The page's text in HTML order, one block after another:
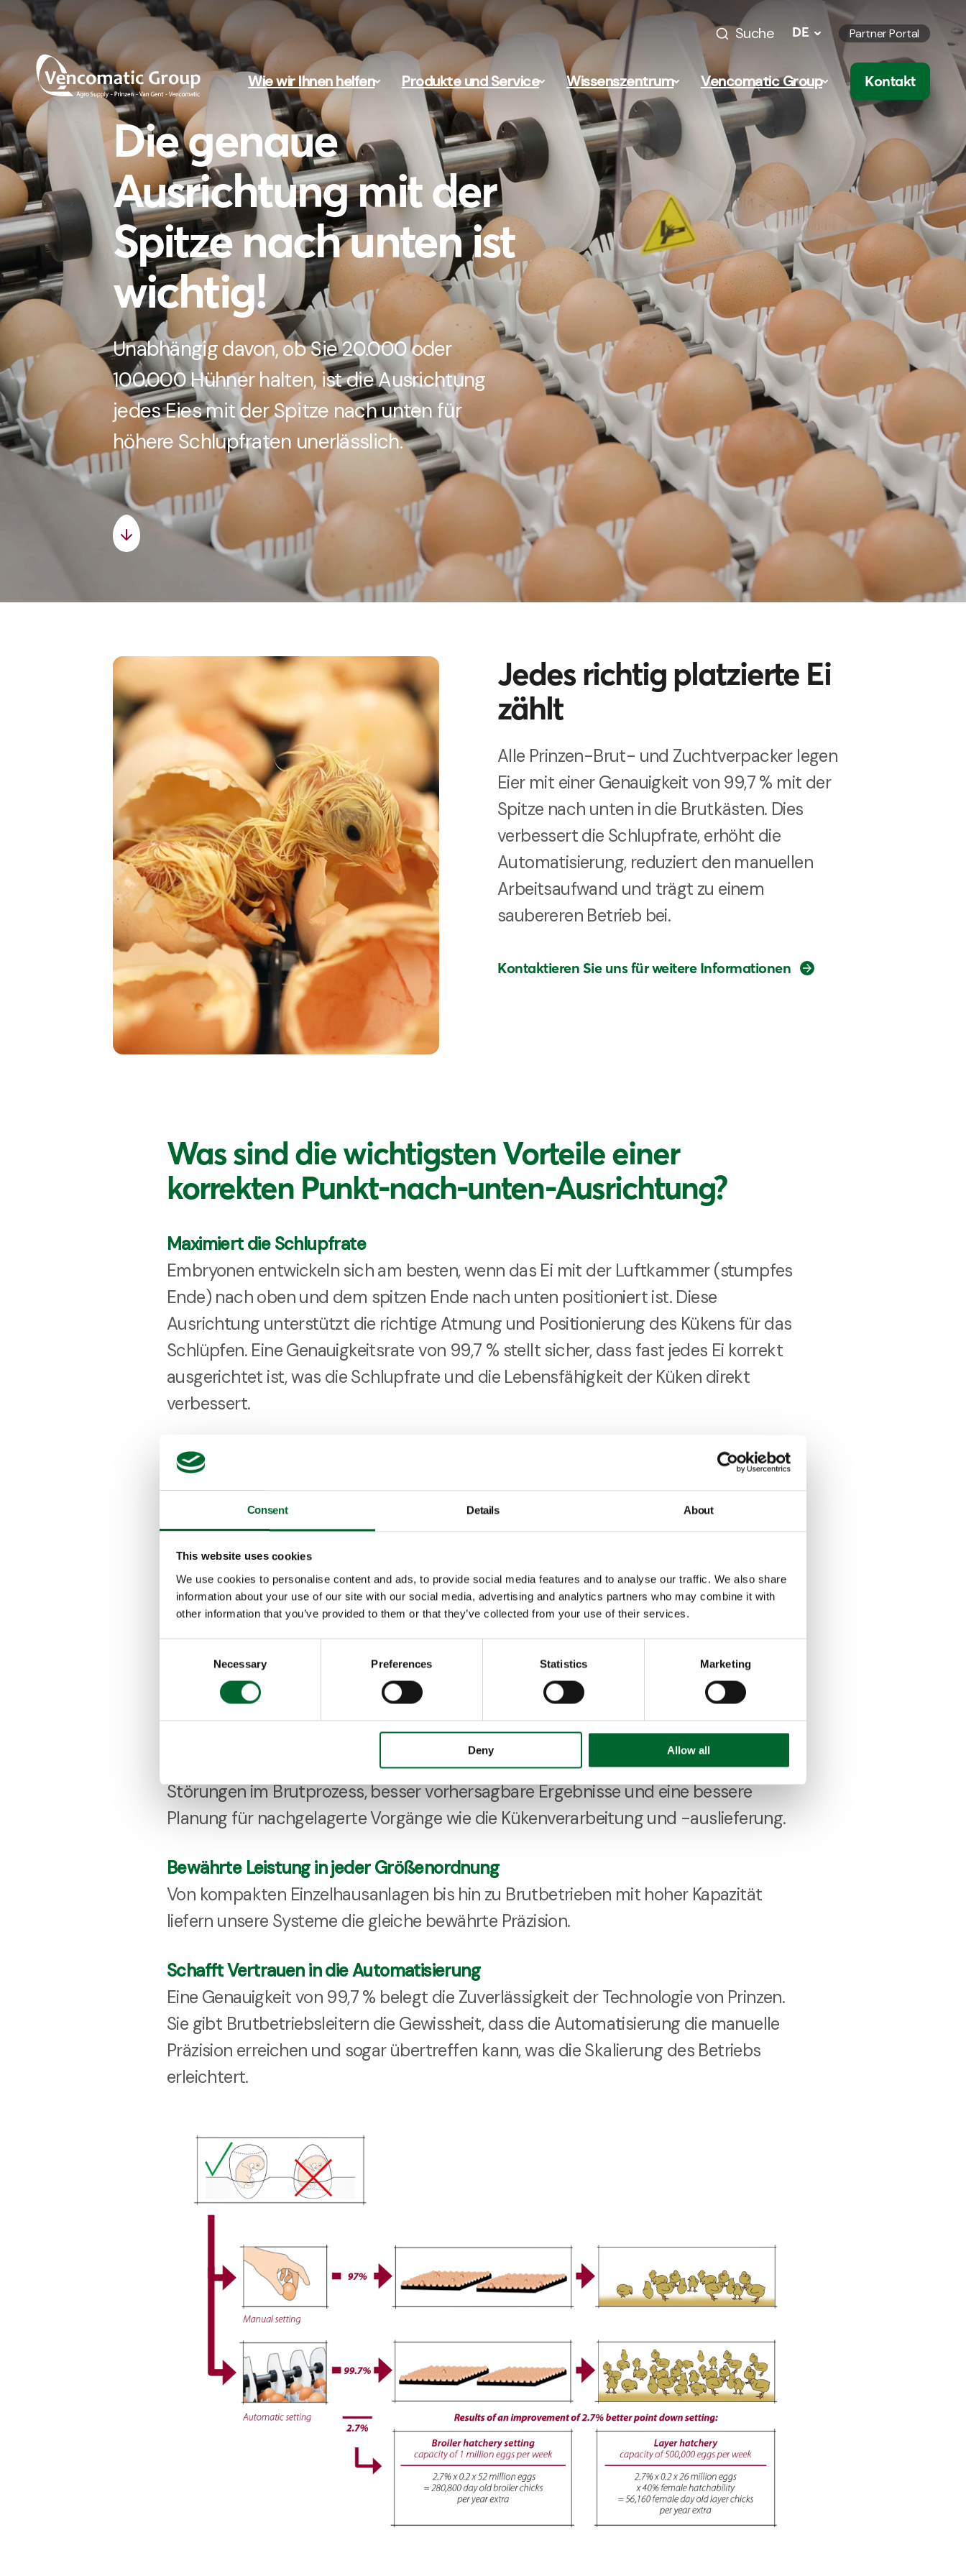
Consent Details About
This website uses cookies
We use cookies to personalise content and ads, to provide social media features and to analyse our traffic. We also share
information about your use of our site with our social media, advertising and analytics partners who may combine it with
other information that you’ve provided to them or that they’ve collected from your use of their services.
Necessary Preferences Statistics Marketing
Deny Allow all
Suche DE Partner Portal
Wie wir Ihnen helfen Produkte und Service Wissenszentrum Vencomatic Group Kontakt
Die genaue
Ausrichtung mit der
Spitze nach unten ist
wichtig!
Unabhängig davon, ob Sie 20.000 oder
100.000 Hühner halten, ist die Ausrichtung
jedes Eies mit der Spitze nach unten für
höhere Schlupfraten unerlässlich.
Jedes richtig platzierte Ei
zählt
Alle Prinzen-Brut- und Zuchtverpacker legen
Eier mit einer Genauigkeit von 99,7 % mit der
Spitze nach unten in die Brutkästen. Dies
verbessert die Schlupfrate, erhöht die
Automatisierung, reduziert den manuellen
Arbeitsaufwand und trägt zu einem
saubereren Betrieb bei.
Kontaktieren Sie uns für weitere Informationen
Was sind die wichtigsten Vorteile einer
korrekten Punkt-nach-unten-Ausrichtung?
Maximiert die Schlupfrate
Embryonen entwickeln sich am besten, wenn das Ei mit der Luftkammer (stumpfes
Ende) nach oben und dem spitzen Ende nach unten positioniert ist. Diese
Ausrichtung unterstützt die richtige Atmung und Positionierung des Kükens für das
Schlüpfen. Eine Genauigkeitsrate von 99,7 % stellt sicher, dass fast jedes Ei korrekt
ausgerichtet ist, was die Schlupfrate und die Lebensfähigkeit der Küken direkt
verbessert.
Reduziert manuelle Korrekturen
Dank dieser hohen Präzision entfällt die manuelle Überprüfung und
Neupositionierung der Eier nahezu vollständig. Das spart Zeit, senkt die
Arbeitskosten und minimiert den Stress für die Eier durch die Handhabung.
Minimiert Schäden und Verunreinigungen
Falsch positionierte Eier sind während der Brut anfälliger für Risse oder
Verunreinigungen. Eine genaue Einstellung reduziert das Risiko von Haarrissen und
Kreuzkontaminationen und schützt so sowohl die Eierqualität als auch die Hygiene
in der Brüterei.
Verbessert die betriebliche Effizienz
Eine hohe Genauigkeit bei der Punkt-nach-unten-Ausrichtung bedeutet weniger
Störungen im Brutprozess, besser vorhersagbare Ergebnisse und eine bessere
Planung für nachgelagerte Vorgänge wie die Kükenverarbeitung und -auslieferung.
Bewährte Leistung in jeder Größenordnung
Von kompakten Einzelhausanlagen bis hin zu Brutbetrieben mit hoher Kapazität
liefern unsere Systeme die gleiche bewährte Präzision.
Schafft Vertrauen in die Automatisierung
Eine Genauigkeit von 99,7 % belegt die Zuverlässigkeit der Technologie von Prinzen.
Sie gibt Brutbetriebsleitern die Gewissheit, dass die Automatisierung die manuelle
Präzision erreichen und sogar übertreffen kann, was die Skalierung des Betriebs
erleichtert.